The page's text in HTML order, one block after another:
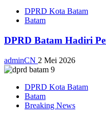
DPRD Kota Batam
Batam
DPRD Batam Hadiri
adminCN 2 Mei 2026
DPRD Kota Batam
Batam
Breaking News